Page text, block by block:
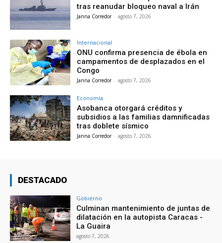
tras reanudar bloqueo naval a Irán
Janna Corredor - agosto 7, 2026
Internacional
ONU confirma presencia de ébola en
campamentos de desplazados en el
Congo
Janna Corredor - agosto 7, 2026
Economía
Asobanca otorgará créditos y
subsidios a las familias damnificadas
tras doblete sísmico
Janna Corredor - agosto 7, 2026
DESTACADO
Gobierno
Culminan mantenimiento de juntas de
dilatación en la autopista Caracas -
La Guaira
agosto 7, 2026